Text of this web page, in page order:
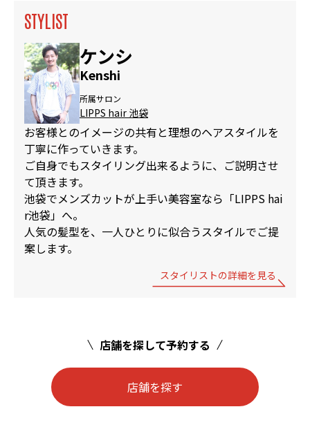
STYLIST
ケンシ
Kenshi
所属サロン
LIPPS hair 池袋
お客様とのイメージの共有と理想のヘアスタイルを
丁寧に作っていきます。
ご自身でもスタイリング出来るように、ご説明させ
て頂きます。
池袋でメンズカットが上手い美容室なら「LIPPS hai
r池袋」へ。
人気の髪型を、一人ひとりに似合うスタイルでご提
案します。
スタイリストの詳細を見る
店舗を探して予約する
店舗を探す